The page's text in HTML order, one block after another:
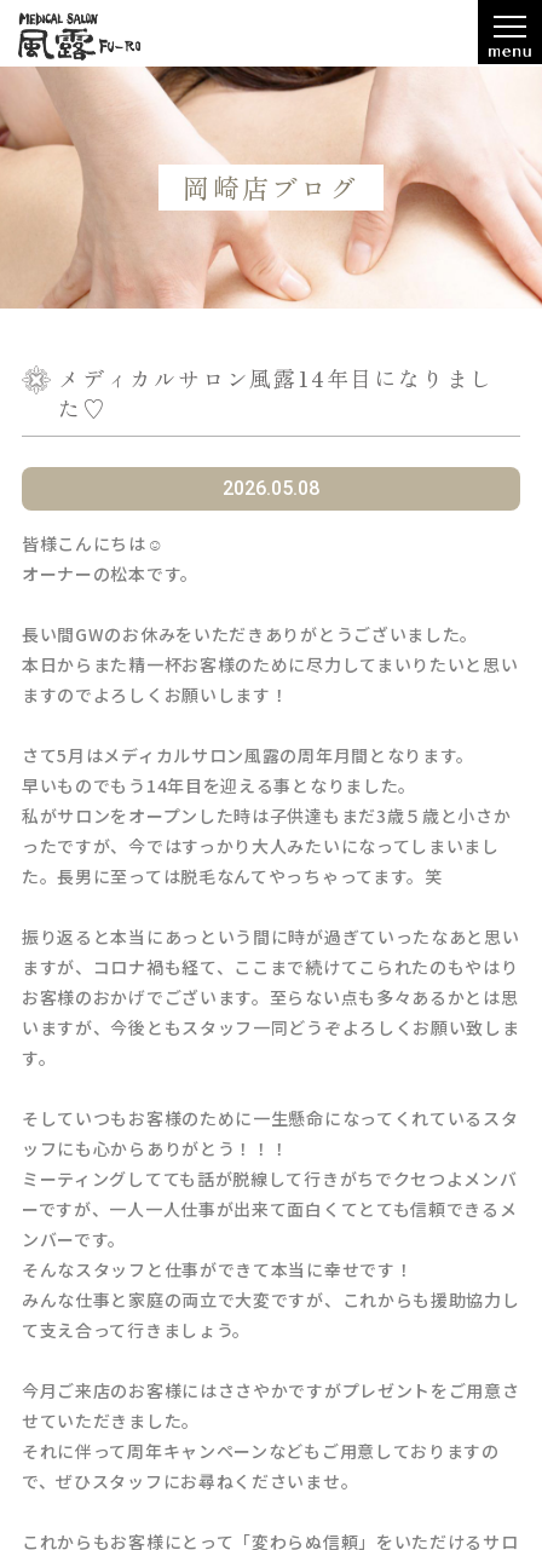
岡崎店ブログ
メディカルサロン風露14年目になりまし
た♡
2026.05.08
皆様こんにちは☺️
オーナーの松本です。
長い間GWのお休みをいただきありがとうございました。
本日からまた精一杯お客様のために尽力してまいりたいと思い
ますのでよろしくお願いします！
さて5月はメディカルサロン風露の周年月間となります。
早いものでもう14年目を迎える事となりました。
私がサロンをオープンした時は子供達もまだ3歳５歳と小さか
ったですが、今ではすっかり大人みたいになってしまいまし
た。長男に至っては脱毛なんてやっちゃってます。笑
振り返ると本当にあっという間に時が過ぎていったなあと思い
ますが、コロナ禍も経て、ここまで続けてこられたのもやはり
お客様のおかげでございます。至らない点も多々あるかとは思
いますが、今後ともスタッフ一同どうぞよろしくお願い致しま
す。
そしていつもお客様のために一生懸命になってくれているスタ
ッフにも心からありがとう！！！
ミーティングしてても話が脱線して行きがちでクセつよメンバ
ーですが、一人一人仕事が出来て面白くてとても信頼できるメ
ンバーです。
そんなスタッフと仕事ができて本当に幸せです！
みんな仕事と家庭の両立で大変ですが、これからも援助協力し
て支え合って行きましょう。
今月ご来店のお客様にはささやかですがプレゼントをご用意さ
せていただきました。
それに伴って周年キャンペーンなどもご用意しておりますの
で、ぜひスタッフにお尋ねくださいませ。
これからもお客様にとって「変わらぬ信頼」をいただけるサロ